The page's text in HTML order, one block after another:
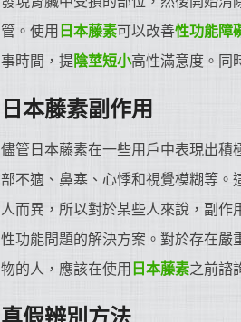
管。使用 日本藤素可以改善性功能障
事時間，提 陰莖短小高性滿意度。同
日本藤素副作用
儘管日本藤素在一些用戶中表現出積
部不適、鼻塞、心悸和視覺模糊等。
人而異，所以對於某些人來說，副作
性功能問題的解決方案。對於存在嚴
物的人，應該在使用 日本藤素之前諮